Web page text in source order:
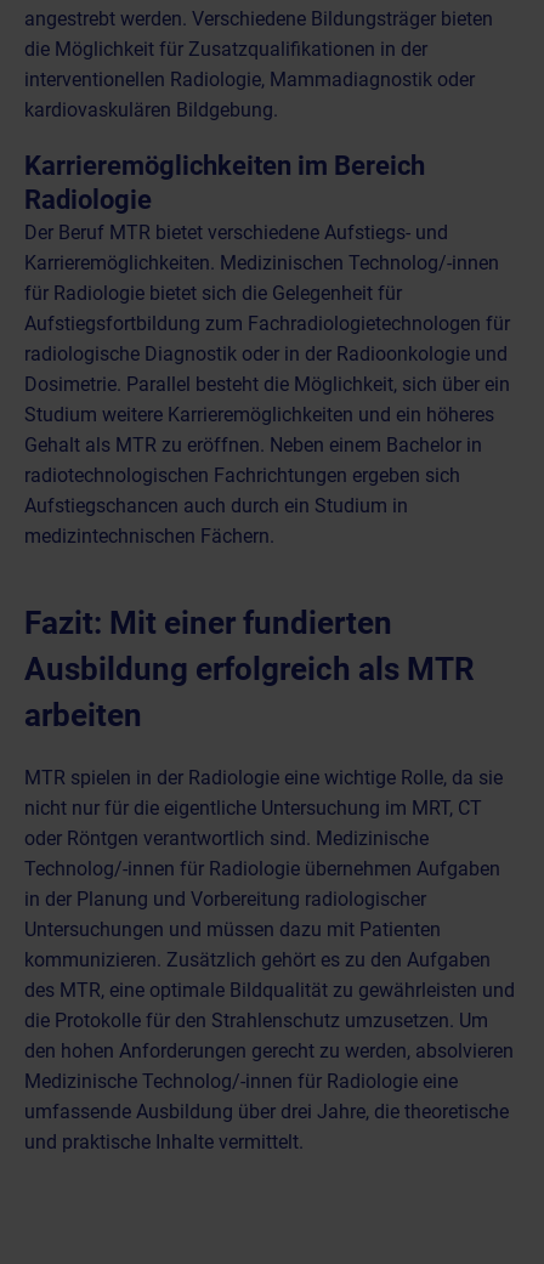
angestrebt werden. Verschiedene Bildungsträger bieten
die Möglichkeit für Zusatzqualifikationen in der
interventionellen Radiologie, Mammadiagnostik oder
kardiovaskulären Bildgebung.
Karrieremöglichkeiten im Bereich
Radiologie
Der Beruf MTR bietet verschiedene Aufstiegs- und
Karrieremöglichkeiten. Medizinischen Technolog/-innen
für Radiologie bietet sich die Gelegenheit für
Aufstiegsfortbildung zum Fachradiologietechnologen für
radiologische Diagnostik oder in der Radioonkologie und
Dosimetrie. Parallel besteht die Möglichkeit, sich über ein
Studium weitere Karrieremöglichkeiten und ein höheres
Gehalt als MTR zu eröffnen. Neben einem Bachelor in
radiotechnologischen Fachrichtungen ergeben sich
Aufstiegschancen auch durch ein Studium in
medizintechnischen Fächern.
Fazit: Mit einer fundierten
Ausbildung erfolgreich als MTR
arbeiten
MTR spielen in der Radiologie eine wichtige Rolle, da sie
nicht nur für die eigentliche Untersuchung im MRT, CT
oder Röntgen verantwortlich sind. Medizinische
Technolog/-innen für Radiologie übernehmen Aufgaben
in der Planung und Vorbereitung radiologischer
Untersuchungen und müssen dazu mit Patienten
kommunizieren. Zusätzlich gehört es zu den Aufgaben
des MTR, eine optimale Bildqualität zu gewährleisten und
die Protokolle für den Strahlenschutz umzusetzen. Um
den hohen Anforderungen gerecht zu werden, absolvieren
Medizinische Technolog/-innen für Radiologie eine
umfassende Ausbildung über drei Jahre, die theoretische
und praktische Inhalte vermittelt.